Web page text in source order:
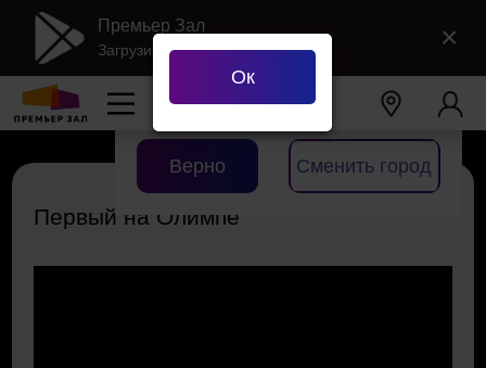
Премьер Зал
Загрузить в Google Play ×
Ваш городЕкатеринбург
Верно Сменить город
Первый на Олимпе
Ок